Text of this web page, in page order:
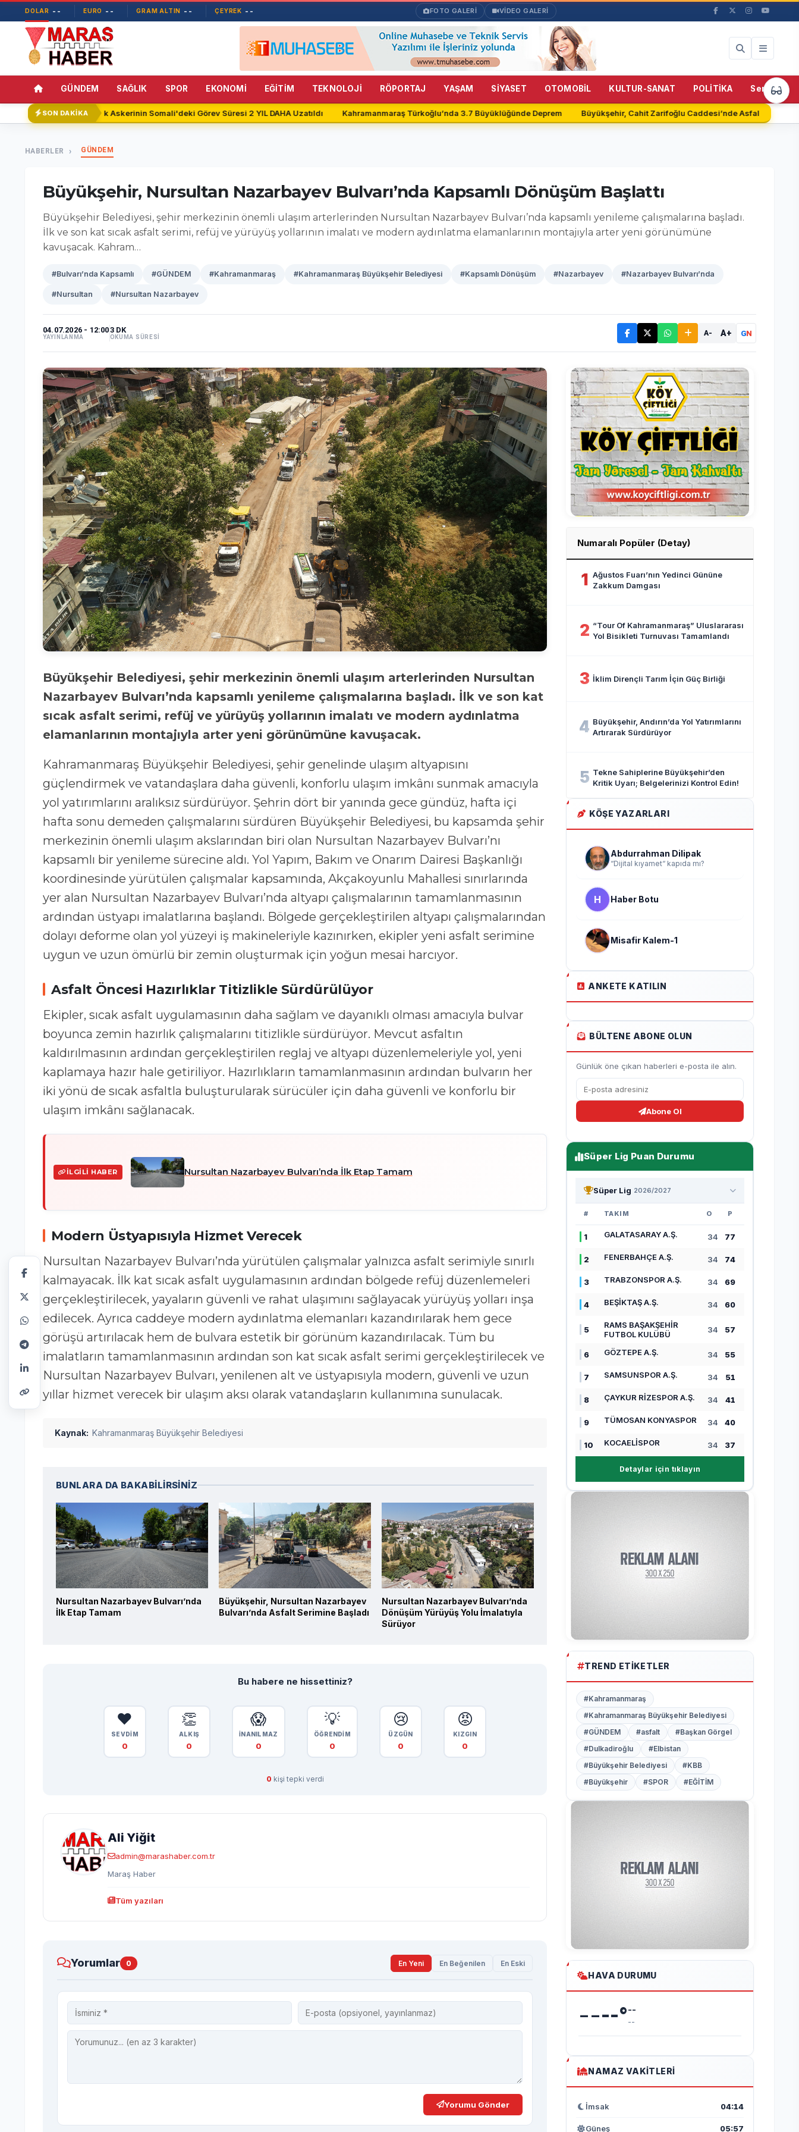
DOLAR -- EURO -- GRAM ALTIN -- ÇEYREK -- FOTO GALERİ VİDEO GALERİ
GÜNDEM SAĞLIK SPOR EKONOMİ EĞİTİM TEKNOLOJİ RÖPORTAJ YAŞAM SİYASET OTOMOBİL KULTUR-SANAT POLİTİKA Servisler
SON DAKİKATürk Askerinin Somali'deki Görev Süresi 2 YIL DAHA Uzatıldı Kahramanmaraş Türkoğlu’nda 3.7 Büyüklüğünde Deprem Büyükşehir, Cahit Zarifoğlu Caddesi’nde Asfalt Serimine
HABERLER GÜNDEM
Büyükşehir, Nursultan Nazarbayev Bulvarı’nda Kapsamlı Dönüşüm Başlattı
Büyükşehir Belediyesi, şehir merkezinin önemli ulaşım arterlerinden Nursultan Nazarbayev Bulvarı’nda kapsamlı yenileme çalışmalarına başladı.
İlk ve son kat sıcak asfalt serimi, refüj ve yürüyüş yollarının imalatı ve modern aydınlatma elamanlarının montajıyla arter yeni görünümüne
kavuşacak. Kahram…
#Bulvarı’nda Kapsamlı #GÜNDEM #Kahramanmaraş #Kahramanmaraş Büyükşehir Belediyesi #Kapsamlı Dönüşüm #Nazarbayev #Nazarbayev Bulvarı’nda
#Nursultan #Nursultan Nazarbayev
04.07.2026 - 12:00
YAYINLANMA
3 DK
OKUMA SÜRESİ A- A+ GN
Büyükşehir Belediyesi, şehir merkezinin önemli ulaşım arterlerinden Nursultan
Nazarbayev Bulvarı’nda kapsamlı yenileme çalışmalarına başladı. İlk ve son kat
sıcak asfalt serimi, refüj ve yürüyüş yollarının imalatı ve modern aydınlatma
elamanlarının montajıyla arter yeni görünümüne kavuşacak.
Kahramanmaraş Büyükşehir Belediyesi, şehir genelinde ulaşım altyapısını
güçlendirmek ve vatandaşlara daha güvenli, konforlu ulaşım imkânı sunmak amacıyla
yol yatırımlarını aralıksız sürdürüyor. Şehrin dört bir yanında gece gündüz, hafta içi
hafta sonu demeden çalışmalarını sürdüren Büyükşehir Belediyesi, bu kapsamda şehir
merkezinin önemli ulaşım akslarından biri olan Nursultan Nazarbayev Bulvarı’nı
kapsamlı bir yenileme sürecine aldı. Yol Yapım, Bakım ve Onarım Dairesi Başkanlığı
koordinesinde yürütülen çalışmalar kapsamında, Akçakoyunlu Mahallesi sınırlarında
yer alan Nursultan Nazarbayev Bulvarı’nda altyapı çalışmalarının tamamlanmasının
ardından üstyapı imalatlarına başlandı. Bölgede gerçekleştirilen altyapı çalışmalarından
dolayı deforme olan yol yüzeyi iş makineleriyle kazınırken, ekipler yeni asfalt serimine
uygun ve uzun ömürlü bir zemin oluşturmak için yoğun mesai harcıyor.
Asfalt Öncesi Hazırlıklar Titizlikle Sürdürülüyor
Ekipler, sıcak asfalt uygulamasının daha sağlam ve dayanıklı olması amacıyla bulvar
boyunca zemin hazırlık çalışmalarını titizlikle sürdürüyor. Mevcut asfaltın
kaldırılmasının ardından gerçekleştirilen reglaj ve altyapı düzenlemeleriyle yol, yeni
kaplamaya hazır hale getiriliyor. Hazırlıkların tamamlanmasının ardından bulvarın her
iki yönü de sıcak asfaltla buluşturularak sürücüler için daha güvenli ve konforlu bir
ulaşım imkânı sağlanacak.
İLGILI HABER Nursultan Nazarbayev Bulvarı’nda İlk Etap Tamam
Modern Üstyapısıyla Hizmet Verecek
Nursultan Nazarbayev Bulvarı’nda yürütülen çalışmalar yalnızca asfalt serimiyle sınırlı
kalmayacak. İlk kat sıcak asfalt uygulamasının ardından bölgede refüj düzenlemeleri
gerçekleştirilecek, yayaların güvenli ve rahat ulaşımını sağlayacak yürüyüş yolları inşa
edilecek. Ayrıca caddeye modern aydınlatma elemanları kazandırılarak hem gece
görüşü artırılacak hem de bulvara estetik bir görünüm kazandırılacak. Tüm bu
imalatların tamamlanmasının ardından son kat sıcak asfalt serimi gerçekleştirilecek ve
Nursultan Nazarbayev Bulvarı, yenilenen alt ve üstyapısıyla modern, güvenli ve uzun
yıllar hizmet verecek bir ulaşım aksı olarak vatandaşların kullanımına sunulacak.
Kaynak: Kahramanmaraş Büyükşehir Belediyesi
BUNLARA DA BAKABİLİRSİNİZ
Nursultan Nazarbayev Bulvarı’nda
İlk Etap Tamam
Büyükşehir, Nursultan Nazarbayev
Bulvarı’nda Asfalt Serimine Başladı
Nursultan Nazarbayev Bulvarı’nda
Dönüşüm Yürüyüş Yolu İmalatıyla
Sürüyor
Bu habere ne hissettiniz?
❤️
SEVDİM
0
👏
ALKIŞ
0
😱
İNANILMAZ
0
💡
ÖĞRENDİM
0
😢
ÜZGÜN
0
😡
KIZGIN
0
0 kişi tepki verdi
Ali Yiğit
admin@marashaber.com.tr
Maraş Haber
Tüm yazıları
Yorumlar 0 En Yeni En Beğenilen En Eski
Yorumu Gönder
Numaralı Popüler (Detay)
1 Ağustos Fuarı’nın Yedinci Gününe
Zakkum Damgası
2 “Tour Of Kahramanmaraş” Uluslararası
Yol Bisikleti Turnuvası Tamamlandı
3 İklim Dirençli Tarım İçin Güç Birliği
4 Büyükşehir, Andırın’da Yol Yatırımlarını
Artırarak Sürdürüyor
5 Tekne Sahiplerine Büyükşehir’den
Kritik Uyarı; Belgelerinizi Kontrol Edin!
KÖŞE YAZARLARI
Abdurrahman Dilipak
“Dijital kıyamet“ kapıda mı?
H Haber Botu
Misafir Kalem-1
ANKETE KATILIN
BÜLTENE ABONE OLUN
Günlük öne çıkan haberleri e-posta ile alın.
Abone Ol
Süper Lig Puan Durumu
Süper Lig 2026/2027
# TAKIM O P
1 GALATASARAY A.Ş. 34 77
2 FENERBAHÇE A.Ş. 34 74
3 TRABZONSPOR A.Ş. 34 69
4 BEŞİKTAŞ A.Ş. 34 60
5
RAMS BAŞAKŞEHİR
FUTBOL KULÜBÜ
34 57
6 GÖZTEPE A.Ş. 34 55
7 SAMSUNSPOR A.Ş. 34 51
8 ÇAYKUR RİZESPOR A.Ş. 34 41
9 TÜMOSAN KONYASPOR 34 40
10 KOCAELİSPOR 34 37
Detaylar için tıklayın
TREND ETIKETLER
#Kahramanmaraş
#Kahramanmaraş Büyükşehir Belediyesi
#GÜNDEM
#asfalt
#Başkan Görgel
#Dulkadiroğlu
#Elbistan
#Büyükşehir Belediyesi
#KBB
#Büyükşehir
#SPOR #EĞİTİM
HAVA DURUMU
----°--
--
NAMAZ VAKITLERI
İmsak 04:14
Güneş 05:57